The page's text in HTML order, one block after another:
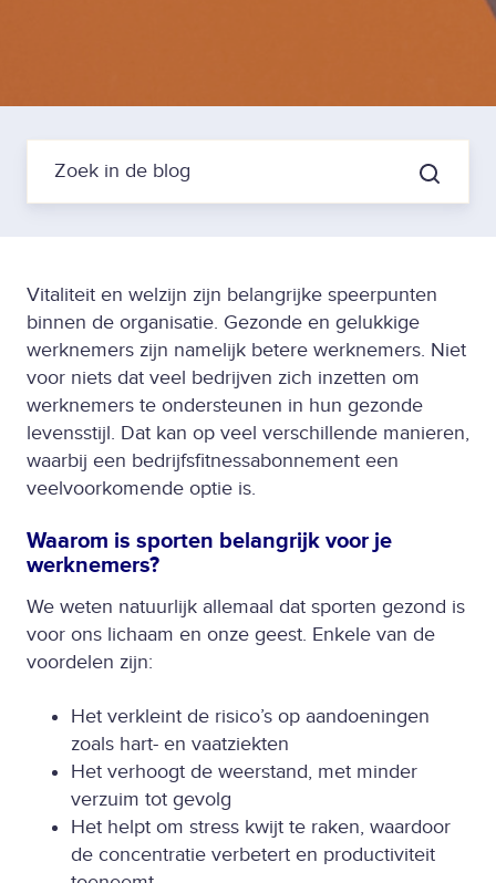
Vitaliteit en welzijn zijn belangrijke speerpunten
binnen de organisatie. Gezonde en gelukkige
werknemers zijn namelijk betere werknemers. Niet
voor niets dat veel bedrijven zich inzetten om
werknemers te ondersteunen in hun gezonde
levensstijl. Dat kan op veel verschillende manieren,
waarbij een bedrijfsfitnessabonnement een
veelvoorkomende optie is.
Waarom is sporten belangrijk voor je
werknemers?
We weten natuurlijk allemaal dat sporten gezond is
voor ons lichaam en onze geest. Enkele van de
voordelen zijn:
Het verkleint de risico’s op aandoeningen
zoals hart- en vaatziekten
Het verhoogt de weerstand, met minder
verzuim tot gevolg
Het helpt om stress kwijt te raken, waardoor
de concentratie verbetert en productiviteit